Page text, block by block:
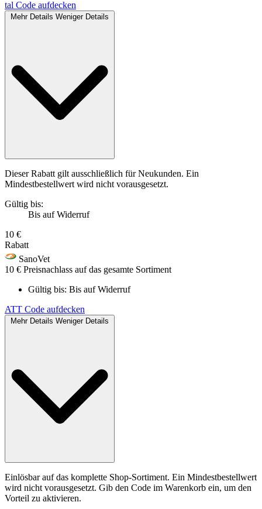
tal Code aufdecken
Mehr Details Weniger Details
Dieser Rabatt gilt ausschließlich für Neukunden. Ein
Mindestbestellwert wird nicht vorausgesetzt.
Gültig bis:
Bis auf Widerruf
10 €
Rabatt
SanoVet
10 € Preisnachlass auf das gesamte Sortiment
Gültig bis: Bis auf Widerruf
ATT Code aufdecken
Mehr Details Weniger Details
Einlösbar auf das komplette Shop-Sortiment. Ein Mindestbestellwert
wird nicht vorausgesetzt. Gib den Code im Warenkorb ein, um den
Vorteil zu aktivieren.